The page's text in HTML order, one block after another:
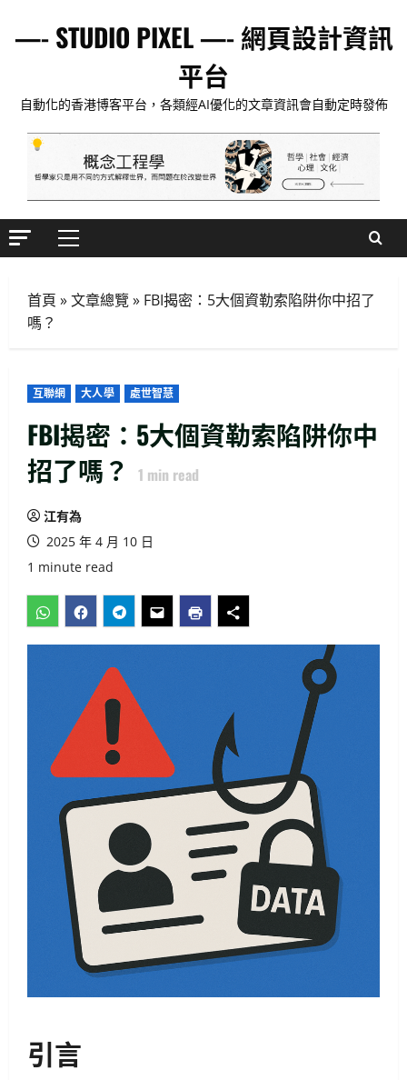
—- STUDIO PIXEL —- 網頁設計資訊
平台
自動化的香港博客平台，各類經AI優化的文章資訊會自動定時發佈
Primary
首頁 »文章總覽» FBI揭密：5大個資勒索陷阱你中招了
嗎？
互聯網 大人學 處世智慧
FBI揭密：5大個資勒索陷阱你中
招了嗎？
1 min read
江有為
2025 年 4 月 10 日
1 minute read
引言